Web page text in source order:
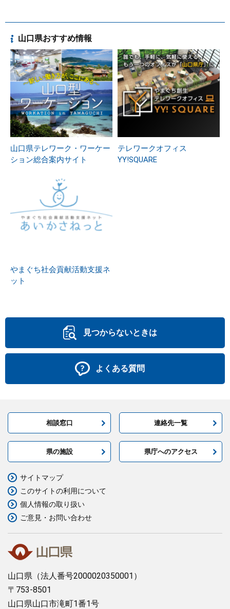
山口県おすすめ情報
山口県テレワーク・ワーケー
ション総合案内サイト
テレワークオフィス
YY!SQUARE
やまぐち社会貢献活動支援ネ
ット
見つからないときは
よくある質問
相談窓口 連絡先一覧
県の施設 県庁へのアクセス
山口県 （法人番号2000020350001）
〒753-8501
山口県山口市滝町1番1号
サイトマップ
このサイトの利用について
個人情報の取り扱い
ご意見・お問い合わせ